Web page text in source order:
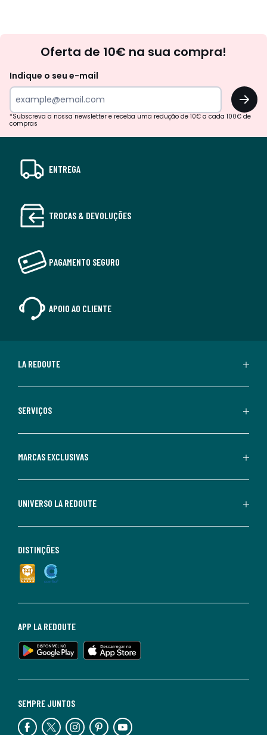
Oferta de 10€ na sua compra!
Indique o seu e-mail
OK
*Subscreva a nossa newsletter e receba uma redução de 10€ a cada 100€ de
compras
ENTREGA
TROCAS & DEVOLUÇÕES
PAGAMENTO SEGURO
APOIO AO CLIENTE
LA REDOUTE
SERVIÇOS
MARCAS EXCLUSIVAS
UNIVERSO LA REDOUTE
SEMPRE JUNTOS
APP LA REDOUTE
DISTINÇÕES